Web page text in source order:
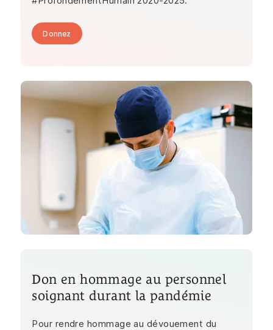
Donnez
Don en hommage au personnel
soignant durant la pandémie
Pour rendre hommage au dévouement du